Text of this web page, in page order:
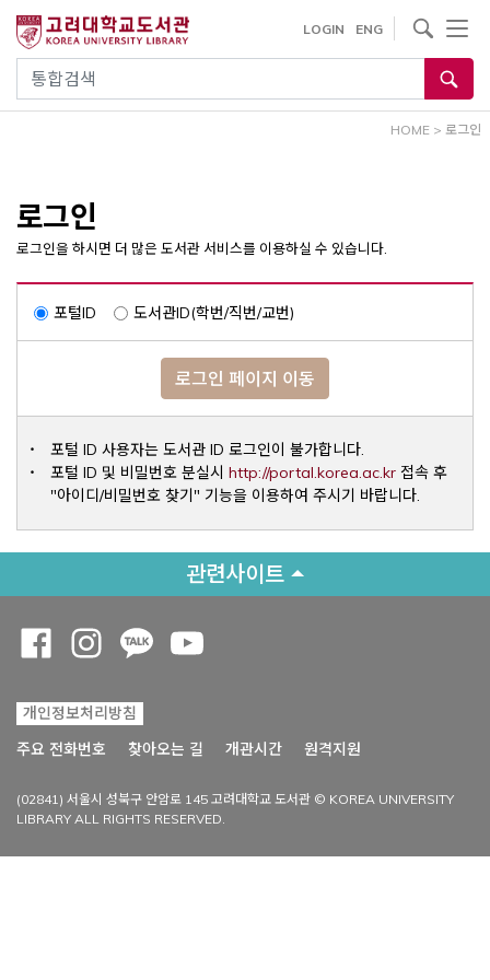
건
통합검색
LOGIN ENG
사이트내 검색
HOME > 로그인
로그인
로그인을 하시면 더 많은 도서관 서비스를 이용하실 수 있습니다.
포털ID 도서관ID(학번/직번/교번)
로그인 페이지 이동
포털 ID 사용자는 도서관 ID 로그인이 불가합니다.
포털 ID 및 비밀번호 분실시 http://portal.korea.ac.krOpens a
접속 후
"아이디/비밀번호 찾기" 기능을 이용하여 주시기 바랍니다.
관련사이트
개인정보처리방침
주요 전화번호
찾아오는 길 개관시간 원격지원
(02841) 서울시 성북구 안암로 145 고려대학교 도서관 © KOREA UNIVERSITY
LIBRARY ALL RIGHTS RESERVED.
Opens a new window
Opens a new window
Opens a new window